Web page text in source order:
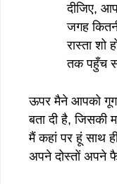
दीजिए,
जगह
रास्ता
तक पहुँच
ऊपर मैने आपको
बता दी है,
मैं कहां पर हूं साथ
अपने दोस्तों अपने